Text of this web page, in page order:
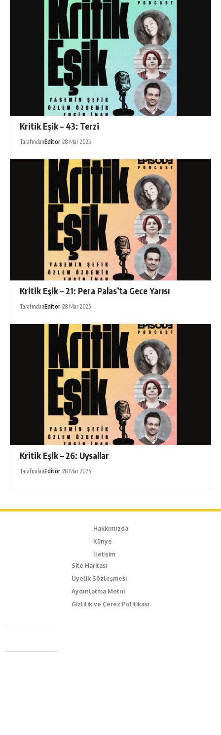
Kritik Eşik – 43: Terzi
TarafındanEditör 28 Mar 2025
Kritik Eşik – 21: Pera Palas’ta Gece Yarısı
TarafındanEditör 28 Mar 2025
Kritik Eşik – 26: Uysallar
TarafındanEditör 28 Mar 2025
Hakkımızda
Künye
İletişim
Site Haritası
Üyelik Sözleşmesi
Aydınlatma Metni
Gizlilik ve Çerez Politikası
Caferağa Mah. Dr. Şakir Paşa Sok. No3/A Kadıköy İstanbul
+90 543 345 46 00